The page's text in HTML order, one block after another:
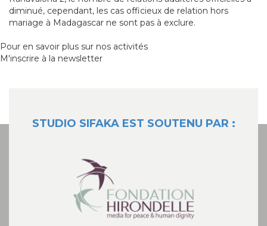
diminué, cependant, les cas officieux de relation hors
mariage à Madagascar ne sont pas à exclure.
Pour en savoir plus sur nos activités
M'inscrire à la newsletter
STUDIO SIFAKA EST SOUTENU PAR :